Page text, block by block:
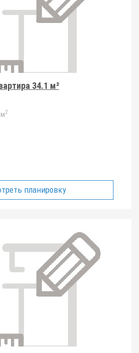
34.1 м²
2
планировку